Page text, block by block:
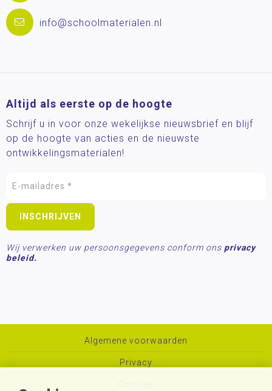
info@schoolmaterialen.nl
Altijd als eerste op de hoogte
Schrijf u in voor onze wekelijkse nieuwsbrief en blijf
op de hoogte van acties en de nieuwste
ontwikkelingsmaterialen!
Wij verwerken uw persoonsgegevens conform ons privacy
beleid.
Algemene voorwaarden
Privacy